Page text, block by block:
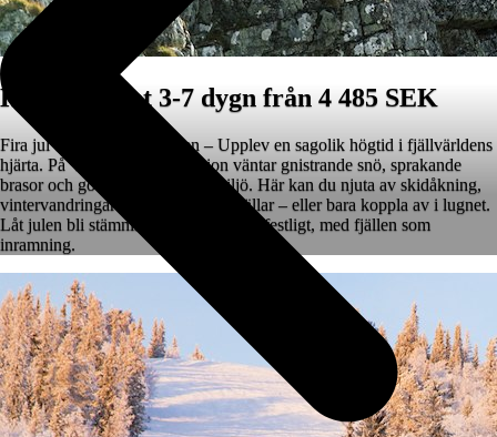
Högtidspaket 3-7 dygn från 4 485 SEK
Fira jul och nyår i Vålådalen – Upplev en sagolik högtid i fjällvärldens
hjärta. På Vålådalens Fjällstation väntar gnistrande snö, sprakande
brasor och god mat i gemytlig miljö. Här kan du njuta av skidåkning,
vintervandringar och stjärnklara kvällar – eller bara koppla av i lugnet.
Låt julen bli stämningsfull och nyåret festligt, med fjällen som
inramning.